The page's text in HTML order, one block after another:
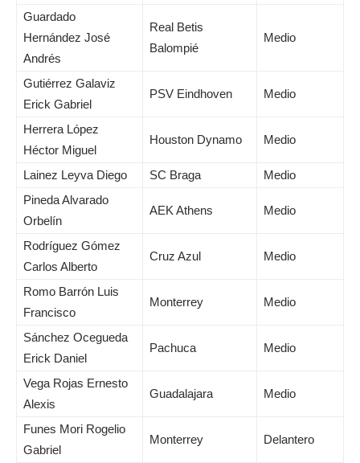
Guardado
Hernández José
Andrés
Real Betis
Balompié
Medio
Gutiérrez Galaviz
Erick Gabriel
PSV Eindhoven Medio
Herrera López
Héctor Miguel
Houston Dynamo Medio
Lainez Leyva Diego SC Braga
Medio
Pineda Alvarado
Orbelín
AEK Athens Medio
Rodríguez Gómez
Carlos Alberto
Cruz Azul Medio
Romo Barrón Luis
Francisco
Monterrey Medio
Sánchez Ocegueda
Erick Daniel
Pachuca Medio
Vega Rojas Ernesto
Alexis
Guadalajara Medio
Funes Mori Rogelio
Gabriel
Monterrey Delantero